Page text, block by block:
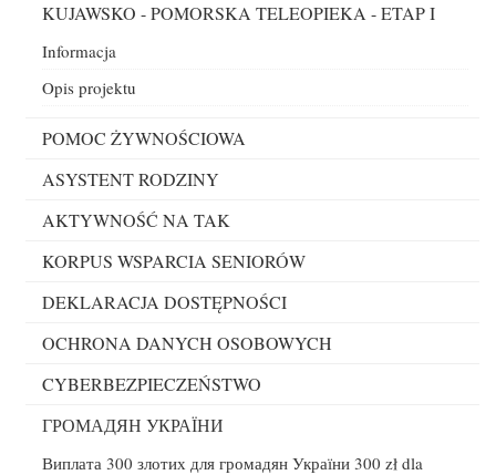
KUJAWSKO - POMORSKA TELEOPIEKA - ETAP I
Informacja
Opis projektu
POMOC ŻYWNOŚCIOWA
ASYSTENT RODZINY
AKTYWNOŚĆ NA TAK
KORPUS WSPARCIA SENIORÓW
DEKLARACJA DOSTĘPNOŚCI
OCHRONA DANYCH OSOBOWYCH
CYBERBEZPIECZEŃSTWO
ГРОМАДЯН УКРАЇНИ
Виплата 300 злотих для громадян України 300 zł dla